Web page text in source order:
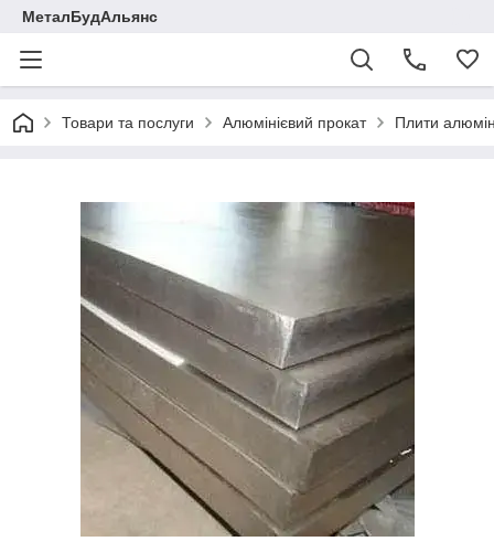
МеталБудАльянс
Товари та послуги Алюмінієвий прокат Плити